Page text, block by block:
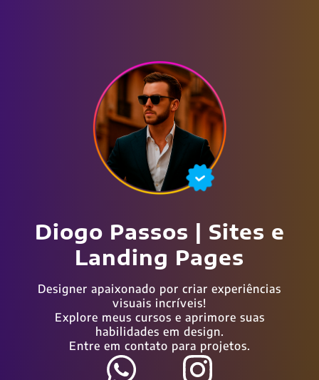
Diogo Passos | Sites e
Landing Pages
Designer apaixonado por criar experiências
visuais incríveis!
Explore meus cursos e aprimore suas
habilidades em design.
Entre em contato para projetos.